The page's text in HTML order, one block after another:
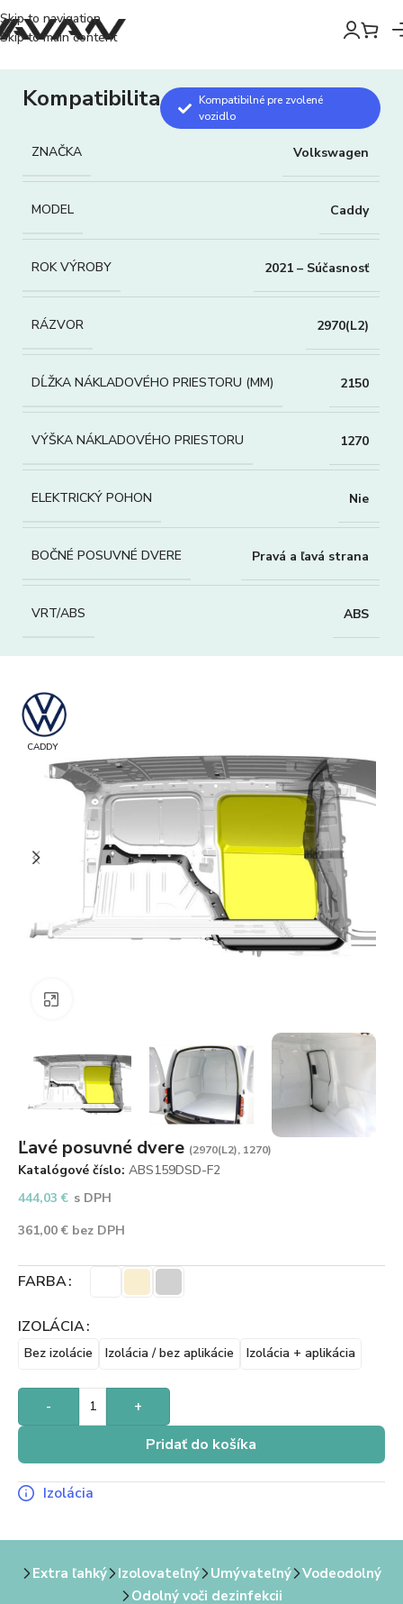
Skip to navigation
Skip to main content
Kompatibilita
Kompatibilné pre zvolené
vozidlo
ZNAČKA Volkswagen
MODEL Caddy
ROK VÝROBY 2021 – Súčasnosť
RÁZVOR 2970(L2)
DĹŽKA NÁKLADOVÉHO PRIESTORU (MM) 2150
VÝŠKA NÁKLADOVÉHO PRIESTORU 1270
ELEKTRICKÝ POHON Nie
BOČNÉ POSUVNÉ DVERE Pravá a ľavá strana
VRT/ABS ABS
CADDY
Ľavé posuvné dvere (2970(L2), 1270)
Katalógové číslo: ABS159DSD-F2
444,03€ s DPH
361,00€ bez DPH
FARBA
IZOLÁCIA
Bez izolácie Izolácia / bez aplikácie Izolácia + aplikácia
- +
Pridať do košíka
Izolácia
Extra ľahký Izolovateľný Umývateľný
Vodeodolný
Odolný voči dezinfekcii